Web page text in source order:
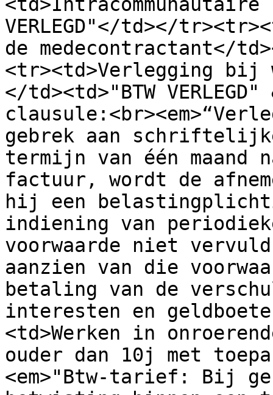
VERLEGD"</td></
de medecontractant</
<tr><td>Verlegging bij
</td><td>"BTW
gebrek aan
termijn van één maand
factuur, wordt de
hij een
indiening van
voorwaarde niet
aanzien van die
betaling van de
interesten en
<td>Werken in
ouder dan 10j met
<em>"Btw-tarief: Bij